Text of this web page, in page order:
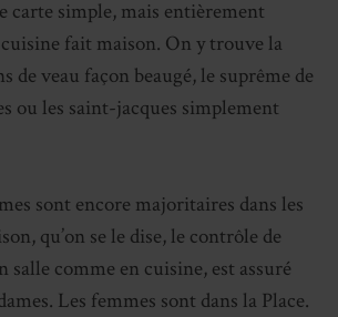
carte simple, mais entièrement
fait maison. On y trouve la
de veau façon beaugé, le suprême de
ou les saint-jacques simplement
sont encore majoritaires dans les
qu’on se le dise, le contrôle de
salle comme en cuisine, est assuré
Les femmes sont dans la Place.